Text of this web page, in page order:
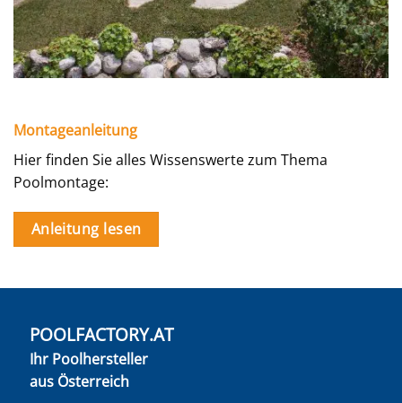
Montageanleitung
Hier finden Sie alles Wissenswerte zum Thema
Poolmontage:
Anleitung lesen
POOLFACTORY.AT
Ihr Poolhersteller
aus Österreich